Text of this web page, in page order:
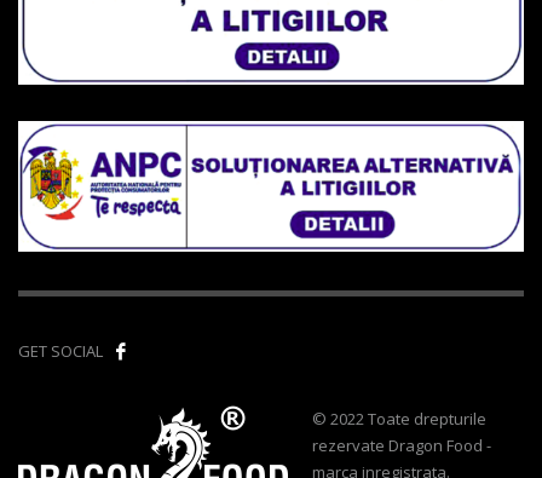
GET SOCIAL
© 2022 Toate drepturile
rezervate Dragon Food -
marca inregistrata.